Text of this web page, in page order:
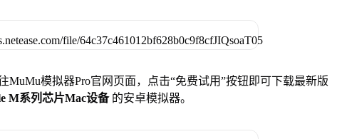
MuMu模拟器Pro官网页面，点击“免费试用”按钮即可下载最新版
M系列芯片Mac设备 的安卓模拟器。